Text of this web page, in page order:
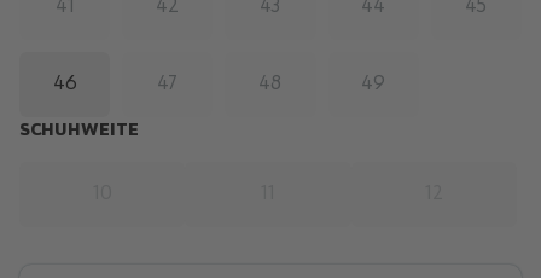
41 42 43 44 45
46 47 48 49
SCHUHWEITE